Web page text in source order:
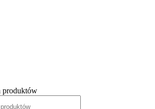
produktów